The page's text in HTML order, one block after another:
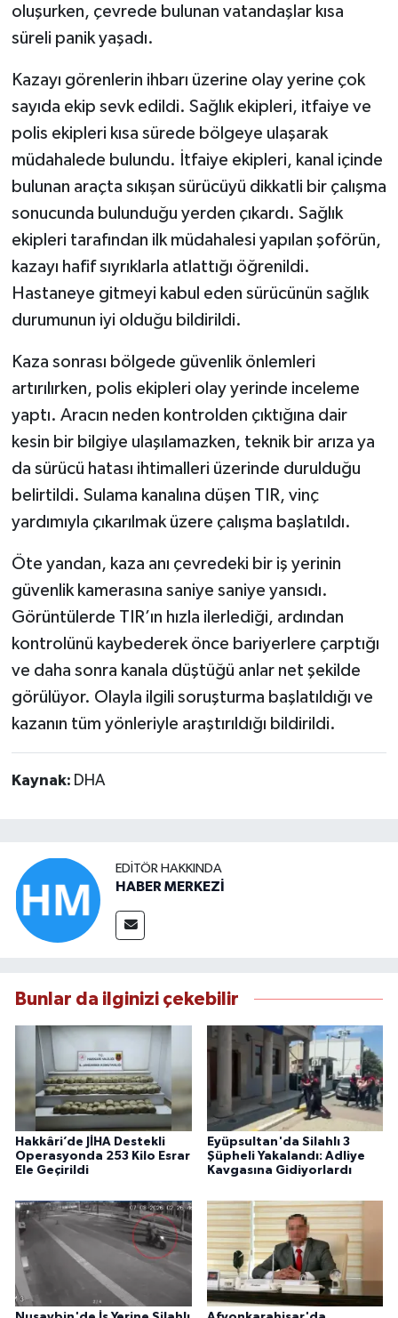
oluşurken, çevrede bulunan vatandaşlar kısa
süreli panik yaşadı.
Kazayı görenlerin ihbarı üzerine olay yerine çok
sayıda ekip sevk edildi. Sağlık ekipleri, itfaiye ve
polis ekipleri kısa sürede bölgeye ulaşarak
müdahalede bulundu. İtfaiye ekipleri, kanal içinde
bulunan araçta sıkışan sürücüyü dikkatli bir çalışma
sonucunda bulunduğu yerden çıkardı. Sağlık
ekipleri tarafından ilk müdahalesi yapılan şoförün,
kazayı hafif sıyrıklarla atlattığı öğrenildi.
Hastaneye gitmeyi kabul eden sürücünün sağlık
durumunun iyi olduğu bildirildi.
Kaza sonrası bölgede güvenlik önlemleri
artırılırken, polis ekipleri olay yerinde inceleme
yaptı. Aracın neden kontrolden çıktığına dair
kesin bir bilgiye ulaşılamazken, teknik bir arıza ya
da sürücü hatası ihtimalleri üzerinde durulduğu
belirtildi. Sulama kanalına düşen TIR, vinç
yardımıyla çıkarılmak üzere çalışma başlatıldı.
Öte yandan, kaza anı çevredeki bir iş yerinin
güvenlik kamerasına saniye saniye yansıdı.
Görüntülerde TIR’ın hızla ilerlediği, ardından
kontrolünü kaybederek önce bariyerlere çarptığı
ve daha sonra kanala düştüğü anlar net şekilde
görülüyor. Olayla ilgili soruşturma başlatıldığı ve
kazanın tüm yönleriyle araştırıldığı bildirildi.
Kaynak: DHA
EDITÖR HAKKINDA
HABER MERKEZİ
Bunlar da ilginizi çekebilir
Hakkâri’de JİHA Destekli
Operasyonda 253 Kilo Esrar
Ele Geçirildi
Eyüpsultan'da Silahlı 3
Şüpheli Yakalandı: Adliye
Kavgasına Gidiyorlardı